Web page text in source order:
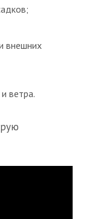
внешних
ветра.